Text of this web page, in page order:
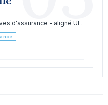
d'assurance - aligné UE.